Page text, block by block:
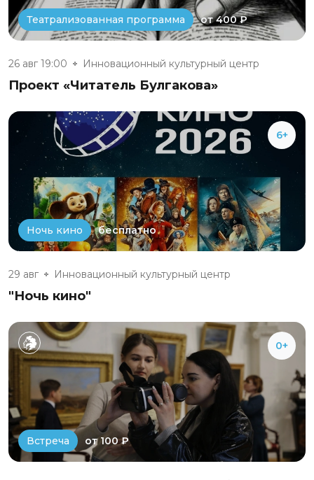
Театрализованная программа от 400 ₽
26 авг 19:00 Инновационный культурный центр
Проект «Читатель Булгакова»
6+
Ночь кино бесплатно
29 авг Инновационный культурный центр
"Ночь кино"
0+
Встреча от 100 ₽